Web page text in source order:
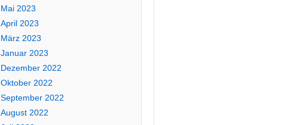
Mai 2023
April 2023
März 2023
Januar 2023
Dezember 2022
Oktober 2022
September 2022
August 2022